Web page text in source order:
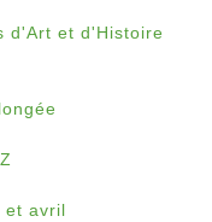
d'Art et d'Histoire
et avril